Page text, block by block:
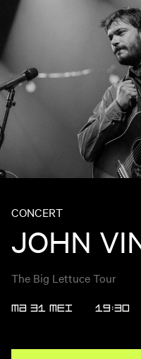
CONCERT
JOHN
The Big Lettuce Tour
MA 31 MEI 19:30